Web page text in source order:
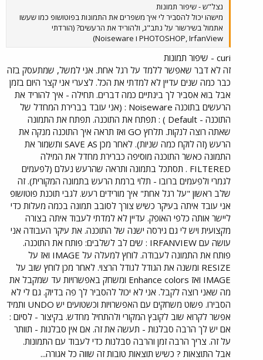
נצל"ש - שיפור תמונות
מישהו יכול להסביר לי איך משפרים את התמונות בפוטושופ כמו שעשו
אתמול בשירשור על נתב"ג, ולהוריד את הרעשים? (הורדתי
PHOTOSHOP, IrfanView ו Noiseware)
curi - שיפור תמונות
זה לא דבר שאפשר ללמד על רגל אחת. אני למשל, שמתעסק בזה
כבר כמה שנים עדיין לא למדתי את הכל. לצערי אני קצר היום בזמן
אבל בוא אסביר לך בינתיים כמה דברים. תחילה - איך להוריד את
הרעשים בתוכנה Noiseware : (אני עובד בברירת המחדל של
התוכנה - Default ) : תפתח את התוכנה. תפתח את התמונה
שאתה רוצה לנקות. תלחץ GO ואז תראה איך התוכנה מנקה את
הרעש (זה לוקח כמה שניות). לאחר מכן SAVE AS ותשמור את
התמונה כאשר התוכנה מוסיפה כברירת מחדל את המילה
FILTERED . תסתכל בתמונה ותראה שהרעש נעלם (לפעמים
לגמרי ולפעמים ברובו - תלוי ברמת הרעש בתמונה המקורית). זה
שלב ראשון "על רגל אחת" איך מורידים רעש. לגבי תוכנת פוטושופ
אני עובד איתה בעיקר כשיש צורך לסובב תמונה בכמה מעלות כדי
ליישר אותה כלפי האופק. עדיין לא למדתי לעבוד איתה בצורה
מקצועית ויש לי גם גירסה ישנה של התוכנה. את עיקר העבודה אני
עושה עם IRFANVIEW : שים לב לשלבים: פותח את התוכנה.
פותח את התמונה לעבודה. לוחץ למעלה על IMAGE ואז על
RESIZE ומשנה את הגודל לגודל הרצוי. לאחר מכן לוחץ שוב על
IMAGE ואז Enhance colors ומשחק באפשרויות עד שמקבל את
מה שאני רוצה לקבל. אני לא יכול להסביר לך פה בדיוק. גם לי לא
הסבירו. פשוט משחקים עם האפשרויות וכשטועים יש UNDO ותמיד
אפשר לקרוא שוב לקובץ המקורי ולהתחיל מחדש. בקיצור - לסיום :
אם יש לך הרבה סבלנות - תעשה את זה. אם אין סבלנות - תוותר
על זה. צריך הרבה זמן והרבה סבלנות כדי לעבוד עם התמונות.
אבל התוצאות ? כשיש תוצאות טובות זה שווה כל אגורה...